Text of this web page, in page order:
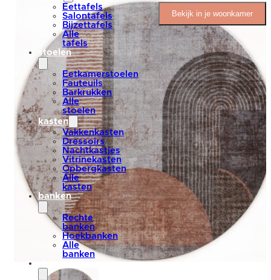
Eettafels
Salontafels
Bijzettafels
Alle
tafels
stoelen
Eetkamerstoelen
Fauteuils
Barkrukken
Alle
stoelen
kasten
Vakkenkasten
Dressoirs
Nachtkastjes
Vitrinekasten
Opbergkasten
Alle
kasten
banken
Rechte
banken
Hoekbanken
Alle
banken
Bekijk in je woonkamer